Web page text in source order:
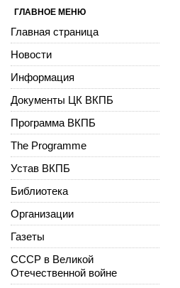
ГЛАВНОЕ МЕНЮ
Главная страница
Новости
Информация
Документы ЦК ВКПБ
Программа ВКПБ
The Programme
Устав ВКПБ
Библиотека
Организации
Газеты
СССР в Великой
Отечественной войне